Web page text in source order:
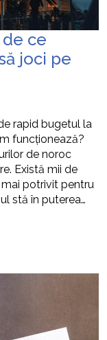
ce
joci pe
rapid bugetul la
funcționează?
de noroc
Există mii de
potrivit pentru
stă în puterea…